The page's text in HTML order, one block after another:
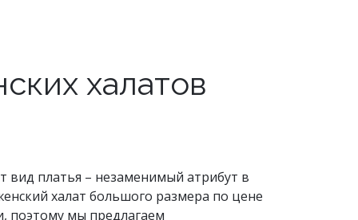
халатов
вид платья – незаменимый атрибут в
халат большого размера по цене
поэтому мы предлагаем